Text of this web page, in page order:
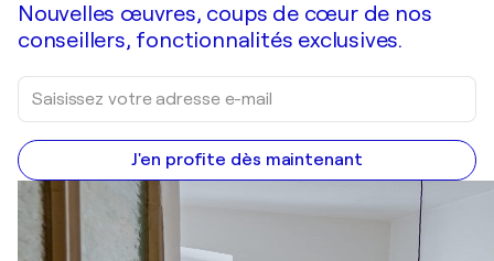
Nouvelles œuvres, coups de cœur de nos
conseillers, fonctionnalités exclusives.
J'en profite dès maintenant